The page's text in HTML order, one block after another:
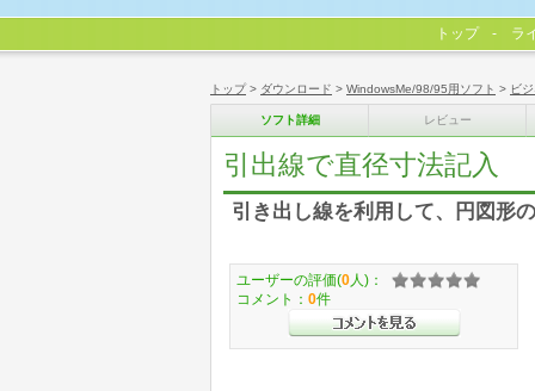
トップ> ダウンロード > WindowsMe/98/95用ソフト > ビ
ソフト詳細 レビュー
引出線で直径寸法記入
引き出し線を利用して、円図形
ユーザーの評価(0 人)：
コメント： 0件
トップ ラ